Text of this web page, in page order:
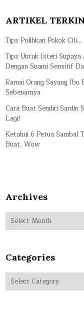
ARTIKEL
Tips Pulihkan Pokok
Tips Untuk Isteri Supaya
Dengan Suami Sensitif
Ramai Orang Sayang Ibu
Sebenarnya
Cara Buat Sendiri Sardin
Lagi!
Ketahui 6 Petua Sambal
Buat, Wow
Archives
Archives
Categories
Categories